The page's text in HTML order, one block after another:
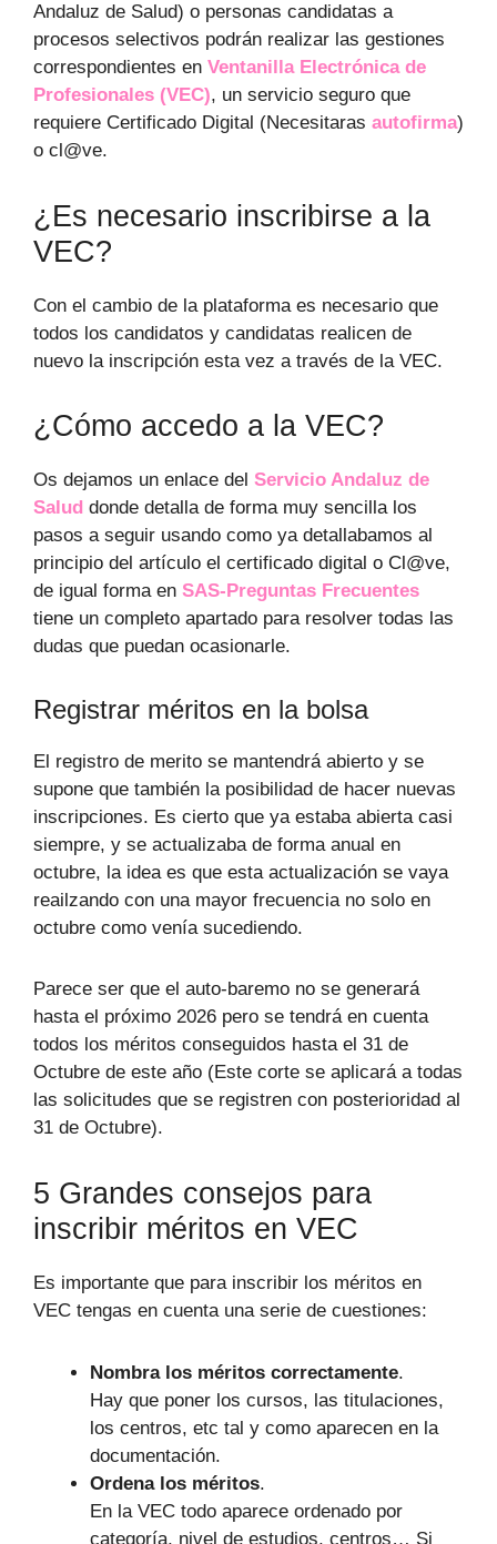
Andaluz de Salud) o personas candidatas a
procesos selectivos podrán realizar las gestiones
correspondientes en Ventanilla Electrónica de
Profesionales (VEC), un servicio seguro que
requiere Certificado Digital (Necesitaras autofirma)
o cl@ve.
¿Es necesario inscribirse a la
VEC?
Con el cambio de la plataforma es necesario que
todos los candidatos y candidatas realicen de
nuevo la inscripción esta vez a través de la VEC.
¿Cómo accedo a la VEC?
Os dejamos un enlace del Servicio Andaluz de
Salud donde detalla de forma muy sencilla los
pasos a seguir usando como ya detallabamos al
principio del artículo el certificado digital o Cl@ve,
de igual forma en SAS-Preguntas Frecuentes
tiene un completo apartado para resolver todas las
dudas que puedan ocasionarle.
Registrar méritos en la bolsa
El registro de merito se mantendrá abierto y se
supone que también la posibilidad de hacer nuevas
inscripciones. Es cierto que ya estaba abierta casi
siempre, y se actualizaba de forma anual en
octubre, la idea es que esta actualización se vaya
reailzando con una mayor frecuencia no solo en
octubre como venía sucediendo.
Parece ser que el auto-baremo no se generará
hasta el próximo 2026 pero se tendrá en cuenta
todos los méritos conseguidos hasta el 31 de
Octubre de este año (Este corte se aplicará a todas
las solicitudes que se registren con posterioridad al
31 de Octubre).
5 Grandes consejos para
inscribir méritos en VEC
Es importante que para inscribir los méritos en
VEC tengas en cuenta una serie de cuestiones:
Nombra los méritos correctamente.
Hay que poner los cursos, las titulaciones,
los centros, etc tal y como aparecen en la
documentación.
Ordena los méritos.
En la VEC todo aparece ordenado por
categoría, nivel de estudios, centros… Si